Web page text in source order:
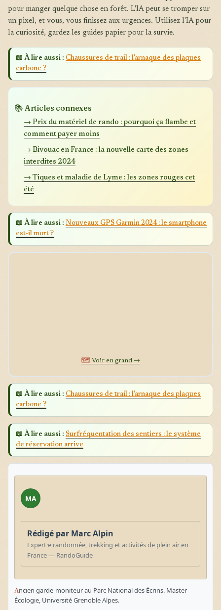
pour manger quelque chose en forêt. L'IA peut se tromper sur
un pixel, et vous, vous finissez aux urgences. Utilisez l'IA pour
la curiosité, gardez les guides papier pour la survie.
📖 À lire aussi : Chaussures de trail : l'arnaque des plaques
carbone ?
📚 Articles connexes
→ Prix du matériel de rando : pourquoi ça flambe et
comment payer moins
→ Bivouac en France : la nouvelle carte des zones
interdites 2024
→ Tiques et maladie de Lyme : les zones rouges cet
été
📖 À lire aussi : Nouveaux GPS Garmin 2024 : le smartphone
est-il mort ?
🗺️ Voir en grand →
📖 À lire aussi : Chaussures de trail : l'arnaque des plaques
carbone ?
📖 À lire aussi : Surfréquentation des sentiers : le système
de réservation arrive
MA
Rédigé par Marc Alpin
Expert·e randonnée, trekking et activités de plein air en
France — RandoGuide
Ancien garde-moniteur au Parc National des Écrins. Master
Écologie, Université Grenoble Alpes.